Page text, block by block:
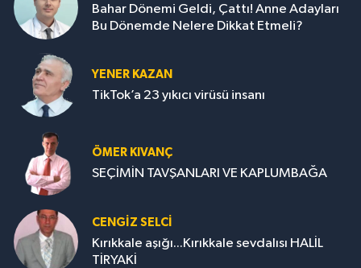
Bahar Dönemi Geldi, Çattı! Anne Adayları
Bu Dönemde Nelere Dikkat Etmeli?
YENER KAZAN
TikTok’a 23 yıkıcı virüsü insanı
ÖMER KIVANÇ
SEÇİMİN TAVŞANLARI VE KAPLUMBAĞA
CENGİZ SELCİ
Kırıkkale aşığı...Kırıkkale sevdalısı HALİL
TİRYAKİ